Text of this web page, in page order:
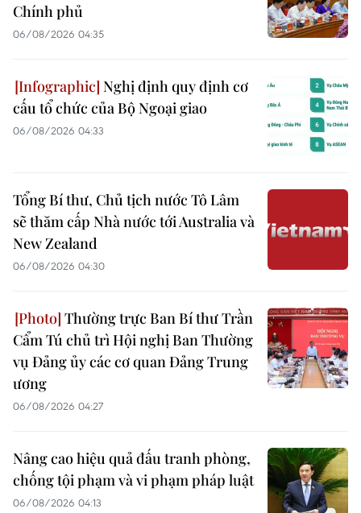
Chính phủ
06/08/2026 04:35
Nghị định quy định cơ
cấu tổ chức của Bộ Ngoại giao
06/08/2026 04:33
Tổng Bí thư, Chủ tịch nước Tô Lâm
sẽ thăm cấp Nhà nước tới Australia và
New Zealand
06/08/2026 04:30
Thường trực Ban Bí thư Trần
Cẩm Tú chủ trì Hội nghị Ban Thường
vụ Đảng ủy các cơ quan Đảng Trung
ương
06/08/2026 04:27
Nâng cao hiệu quả đấu tranh phòng,
chống tội phạm và vi phạm pháp luật
06/08/2026 04:13